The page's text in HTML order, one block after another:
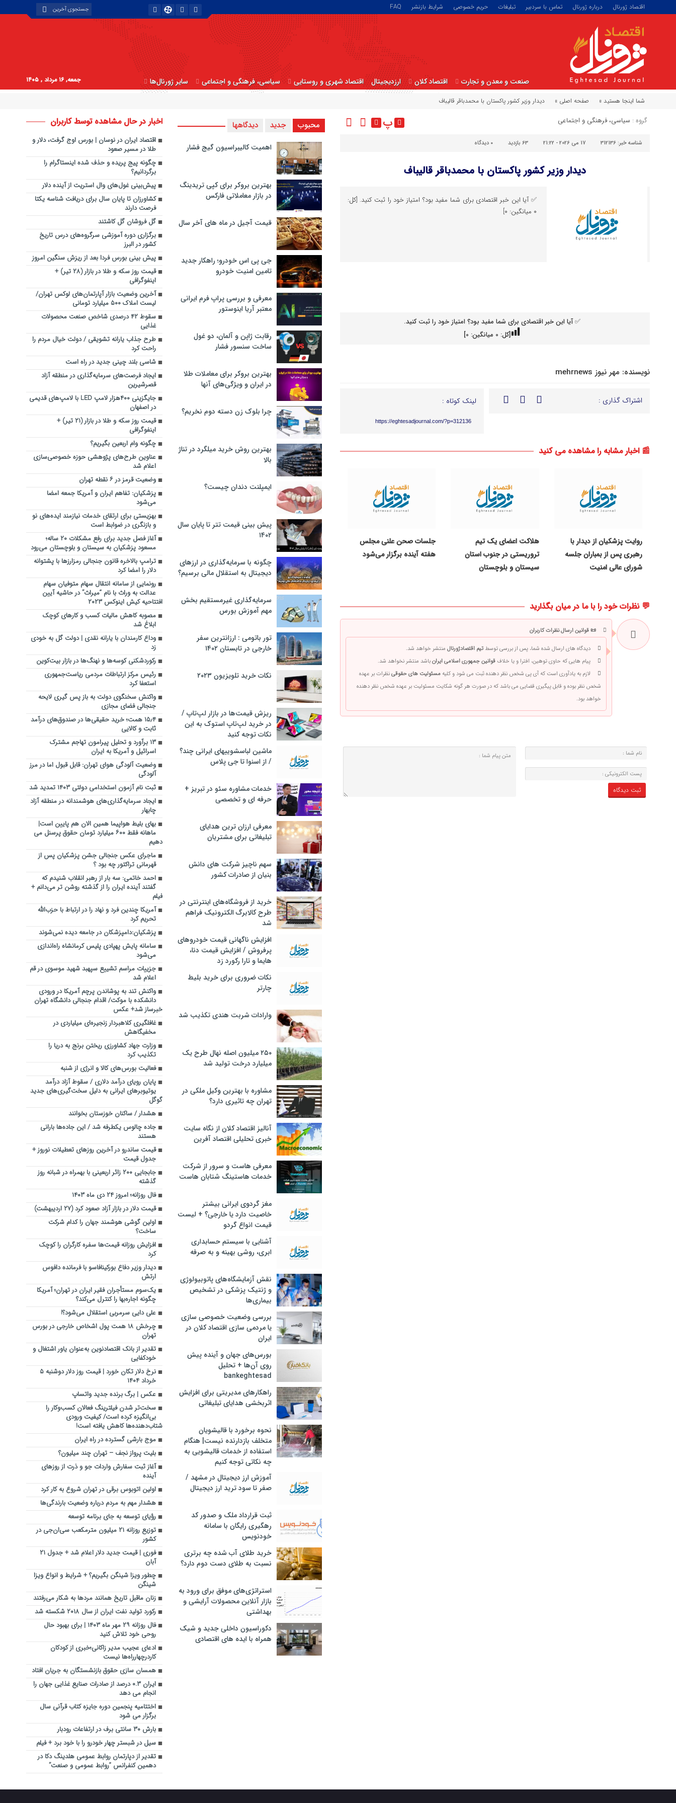
اقتصاد ژورنال درباره ژورنال تماس با سردبیر تبلیغات حریم خصوصی شرایط بازنشر FAQ
صنعت و معدن و تجارت اقتصاد کلان ارزدیجیتال اقتصاد شهری و روستایی سیاسی، فرهنگی و اجتماعی سایر ژورنال‌ها جمعه, ۱۶ مرداد , ۱۴۰۵
شما اینجا هستید » صفحه اصلی » دیدار وزیر کشور پاکستان با محمدباقر قالیباف
گروه : سیاسی، فرهنگی و اجتماعی پ
شناسه خبر: 312136 17 می 2026 - 21:22 63 بازدید ۰ دیدگاه
دیدار وزیر کشور پاکستان با محمدباقر قالیباف
✅ آیا این خبر اقتصادی برای شما مفید بود؟ امتیاز خود را ثبت کنید. [کل:
۰ میانگین: ۰]
✅ آیا این خبر اقتصادی برای شما مفید بود؟ امتیاز خود را ثبت کنید.
[کل: 0 میانگین: 0
]
نویسنده: مهر نیوز mehrnews
اشتراک گذاری : لینک کوتاه :
https://eghtesadjournal.com/?p=312136
📰 اخبار مشابه را مشاهده می کنید
روایت پزشکیان از دیدار با
رهبری پس از بمباران جلسه
شورای عالی امنیت
هلاکت اعضای یک تیم
تروریستی در جنوب استان
سیستان و بلوچستان
جلسات صحن علنی مجلس
هفته آینده برگزار می‌شود
💬 نظرات خود را با ما در میان بگذارید
📜 قوانین ارسال نظرات کاربران
دیدگاه های ارسال شده شما، پس از بررسی توسط تیم اقتصادژورنال منتشر خواهد شد.
پیام هایی که حاوی توهین، افترا و یا خلاف قوانین جمهوری اسلامی ایرانباشد منتشر نخواهد شد.
لازم به یادآوری است که آی پی شخص نظر دهنده ثبت می شود و کلیه مسئولیت های حقوقینظرات بر عهده
شخص نظر بوده و قابل پیگیری قضایی می باشد که در صورت هر گونه شکایت مسئولیت بر عهده شخص نظر دهنده
خواهد بود.
محبوب جدید دیدگاهها
اهمیت کالیبراسیون گیج فشار
بهترین بروکر برای کپی‌ تریدینگ
در بازار معاملاتی فارکس
قیمت آجیل در ماه های آخر سال
جی پی اس خودرو؛ راهکار جدید
تامین امنیت خودرو
معرفی و بررسی پراپ فرم ایرانی
معتبر آریا اینوستور
رقابت ژاپن و آلمان، دو غول
ساخت سنسور فشار
بهترین بروکر برای معاملات طلا
در ایران و ویژگی‌های آنها
چرا بلوک زن دسته دوم نخریم؟
بهترین روش خرید میلگرد در تناژ
بالا
ایمپلنت دندان چیست؟
پیش بینی قیمت تتر تا پایان سال
۱۴۰۲
چگونه با سرمایه‌گذاری در ارزهای
دیجیتال به استقلال مالی برسیم؟
سرمایه‌گذاری غیرمستقیم بخش
مهم آموزش بورس
تور باتومی : ارزانترین سفر
خارجی در تابستان ۱۴۰۲
نکات خرید تلویزیون ۲۰۲۳
ریزش قیمت‌ها در بازار لپ‌تاپ /
در خرید لپ‌تاپ استوک به این
نکات توجه کنید
ماشین لباسشویی‎های ایرانی چند؟
/ از اسنوا تا جی پلاس
خدمات مشاوره سئو در تبریز +
حرفه ای و تخصصی
معرفی ارزان ترین هدایای
تبلیغاتی برای مشتریان
سهم ناچیز شرکت های دانش
بنیان از صادرات کشور
خرید از فروشگاه‌های اینترنتی در
طرح کالابرگ الکترونیک فراهم
شد
افزایش ناگهانی قیمت خودروهای
پرفروش / افزایش قیمت دنا،
هایما و تارا رکورد زد
نکات ضروری برای خرید بلیط
چارتر
وارادات شربت هندی تکذیب شد
۲۵۰ میلیون اصله نهال طرح یک
میلیارد درخت تولید شد
مشاوره با بهترین وکیل ملکی در
تهران چه تاثیری دارد؟
آنالیز اقتصاد کلان از نگاه سایت
خبری تحلیلی اقتصاد آفرین
معرفی هاست و سرور از شرکت
خدمات هاستینگ شتابان هاست
مغز گردوی ایرانی بیشتر
خاصیت دارد یا خارجی؟ + لیست
قیمت انواع گردو
آشنایی با سیستم حسابداری
ابری، روشی بهینه و به صرفه
نقش آزمایشگاه‌های پاتوبیولوژی
و ژنتیک پزشکی در تشخیص
بیماری‌ها
بررسی وضعیت خصوصی سازی
یا مردمی سازی اقتصاد کلان در
ایران
بورس‌های جهان و آینده پیش
روی آن‌ها + تحلیل
bankeghtesad
راهکارهای مدیریتی برای افزایش
اثربخشی هدایای تبلیغاتی
نحوه برخورد با قالیشویان
متخلف بازدارنده نیست| هنگام
استفاده از خدمات قالیشویی به
چه نکاتی توجه کنیم
آموزش ارز دیجیتال در مشهد /
صفر تا سود ترید ارز دیجیتال
ثبت قرارداد ملک و صدور کد
رهگیری رایگان با سامانه
خودنویس
خرید طلای آب شده چه برتری
نسبت به طلای دست دوم دارد؟
استراتژی‌های موفق برای ورود به
بازار آنلاین محصولات آرایشی و
بهداشتی
دکوراسیون داخلی جدید و شیک
همراه با ایده های اقتصادی
اخبار در حال مشاهده توسط کاربران
اقتصاد ایران در نوسان | بورس اوج گرفت، دلار و
طلا در مسیر صعود
چگونه پیج پریده و حذف شده اینستاگرام را
برگردانیم؟
پیش‌بینی غول‌های وال استریت از آینده دلار
کشاورزان تا پایان سال برای دریافت شناسه یکتا
فرصت دارند
گل فروشان گل کاشتند
برگزاری دوره آموزشی سرگروه‌های درس تاریخ
کشور در البرز
پیش بینی بورس فردا بعد از ریزش سنگین امروز
قیمت روز سکه و طلا در بازار (۲۸ تیر) +
اینفوگرافی
آخرین وضعیت بازار آپارتمان‌های لوکس تهران/
لیست املاک ۵۰۰ میلیارد تومانی
سقوط ۴۲ درصدی شاخص صنعت محصولات
غذایی
طرح جذاب یارانه تشویقی / دولت خیال مردم را
راحت کرد
شاسی بلند چینی جدید در راه است
ایجاد فرصت‌های سرمایه‌گذاری در منطقه آزاد
قصرشیرین
جایگزینی ۴۰۰هزار لامپ LED با لامپ‌های قدیمی
در اصفهان
قیمت روز سکه و طلا در بازار (۲۱ تیر) +
اینفوگرافی
چگونه وام اربعین بگیریم؟
عناوین طرح‌های پژوهشی حوزه خصوصی‌سازی
اعلام شد
وضعیت قرمز در ۶ نقطه تهران
پزشکیان: تفاهم ایران و آمریکا جمعه امضا
می‌شود
بهزیستی برای ارتقای خدمات ‌‌‌‌‌‌نیازمند ایده‌های نو
و بازنگری در ضوابط است
آغاز فصل جدید برای رفع مشکلات ۲۰ ساله؛
مسعود پزشکیان به سیستان و بلوچستان می‌رود
ترامپ بالاخره قانون جنجالی رمزارزها با پشتوانه
دلار را امضا کرد
رونمایی از سامانه انتقال سهام متوفیان سهام
عدالت به وراث با نام “میراث” در حاشیه آیین
افتتاحیه کیش اینوکس ۲۰۲۳
مصوبه کاهش مالیات کسب‌ و کارهای کوچک
ابلاغ شد
وداع کارمندان با یارانه نقدی | دولت گل به خودی
زد
رکوردشکنی کوسه‌ها و نهنگ‌ها در بازار بیت‌کوین
رئیس مرکز ارتباطات مردمی ریاست‌جمهوری
استعفا کرد
واکنش سخنگوی دولت به باز پس گیری لایحه
جنجالی فضای مجازی
۱۵٫۴ همت؛ خرید حقیقی‌ها در صندوق‌های درآمد
ثابت و کالایی
۱۳ برآورد و تحلیل پیرامون تهاجم مشترک
اسرائیل و آمریکا به ایران
وضعیت آلودگی هوای تهران: قابل قبول اما در مرز
آلودگی
ثبت نام آزمون استخدامی دولتی ۱۴۰۳ تمدید شد
ایجاد سرمایه‌گذاری‌های هوشمندانه در منطقه آزاد
چابهار
بهای بلیط هواپیما همین الان هم پایین است|
ماهانه فقط ۶۰۰ میلیارد تومان حقوق پرسنل می
دهیم
ماجرای عکس جنجالی جشن پزشکیان پس از
قهرمانی تراکتور چه بود ؟
احمد خاتمی: سه بار از رهبر انقلاب شنیدم که
گفتند آینده ایران را از گذشته روشن تر می‌دانم +
فیلم
آمریکا چندین فرد و نهاد را در ارتباط با حزب‌الله
تحریم کرد
پزشکیان:دامپزشکان در جامعه دیده نمی‌شوند
سامانه پایش پهپادی پلیس کرمانشاه راه‌اندازی
می‌شود
جزییات مراسم تشییع سپهبد شهید موسوی در قم
اعلام شد
واکنش تند به پوشاندن پرچم آمریکا در ورودی
دانشکده با موکت/ اقدام جنجالی دانشگاه تهران
خبرساز شد+ عکس
غافلگیری کلاهبردار زنجیره‌ای میلیاردی در
مخفیگاهش
وزارت جهاد کشاورزی ریختن برنج به دریا را
تکذیب کرد
فعالیت بورس‌های کالا و انرژی از شنبه
پایان رویای درآمد دلاری / سقوط آزاد درآمد
یوتیوبرهای ایرانی به دلیل سخت‌گیری‌های جدید
گوگل
هشدار / ساکنان خوزستان بخوانند
جاده چالوس یکطرفه شد / این جاده‌ها بارانی
هستند
قیمت ساندرو در آخرین روزهای تعطیلات نوروز +
جدول قیمت
جابجایی ۲۰۰ زائر اربعینی با بهمراه در شبانه روز
گذشته
فال روزانه؛ امروز ۲۴ دی ماه ۱۴۰۳
قیمت دلار در بازار آزاد صعود کرد (۲۷ اردیبهشت)
اولین گوشی هوشمند جهان را کدام شرکت
ساخت؟
افزایش روزانه قیمت‌ها سفره کارگران را کوچک
کرد
دیدار وزیر دفاع بورکینافاسو با فرمانده دافوس
ارتش
یک‌سوم مستأجران فقیر ایران در تهران؛ آمریکا
چگونه اجاره‌بها را کنترل می‌کند؟
علی دایی سرمربی استقلال می‌شود؟!
چرخش ۱۸ همت پول اشخاص خارجی در بورس
تهران
تقدیر از بانک اقتصادنوین به‌عنوان یاور اشتغال و
خودکفایی
نرخ دلار تکان خورد | قیمت روز دلار دوشنبه ۵
خرداد ۱۴۰۴
عکس | برگ‌ برنده جدید واتساپ
سخت‌تر شدن فیلترینگ فعالان کسب‌وکار را
بی‌انگیزه کرده است/ کیفیت ورودی
شتاب‌دهنده‌ها کاهش یافته است!
موج بارشی گسترده در راه ایران
بلیت پرواز نجف – تهران چند میلیون؟
آغاز ثبت سفارش واردات جو و ذرت از روزهای
آینده
اولین اتوبوس برقی در تهران شروع به کار کرد
هشدار مهم به مردم درباره وضعیت بارندگی‌ها
رؤیای توسعه به جای برنامه توسعه
توزیع روزانه ۲۱ میلیون مترمکعب سی‌ان‌جی در
کشور
فوری | قیمت جدید دلار اعلام شد + جدول ۲۱
آبان
چطور ویزا شینگن بگیریم؟ + شرایط و انواع ویزا
شینگن
زنان ماقبل تاریخ همانند مردها به شکار می‌رفتند
رکورد تولید نفت ایران از سال ۲۰۱۸ شکسته شد
فال روزانه ۲۹ مهر ماه ۱۴۰۳ | برای بهبود حال
روحی خود تلاش کنید
ادعای عجیب مدیر زاکانی؛خبری از کودکان
کاردرچهارراه‌ها نیست
همسان سازی حقوق بازنشستگان به جریان افتاد
ایران ۰.۳ درصد از صادرات صنایع غذایی جهان را
انجام می دهد
اختتامیه پنجمین دوره جایزه کتاب قرآنی سال
برگزار می شود
بارش ۳۰ سانتی برف در ارتفاعات رودبار
سیل در شبستر چهار خودرو را با خود برد + فیلم
تقدیر از دپارتمان روابط عمومی هلدینگ دکا در
دهمین کنفرانس “روابط عمومی و صنعت”